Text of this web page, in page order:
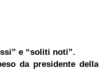
e “soliti noti”.
da presidente della